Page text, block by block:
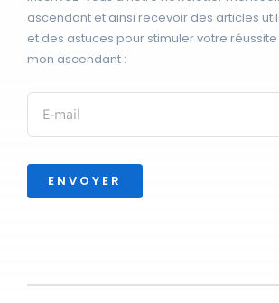
ascendant et ainsi recevoir des articles
et des astuces pour stimuler votre
mon ascendant :
ENVOYER